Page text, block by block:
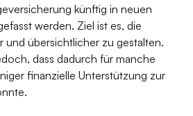
künftig in neuen
werden. Ziel ist es, die
und übersichtlicher zu gestalten.
dass dadurch für manche
finanzielle Unterstützung zur